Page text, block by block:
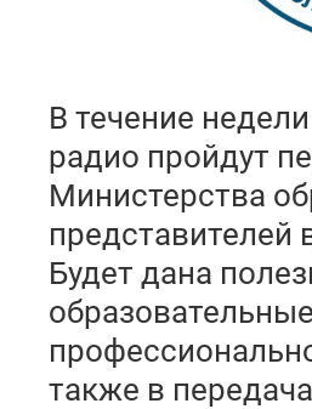
В течение
радио пройдут
Министерства
представителей
Будет дана
также в